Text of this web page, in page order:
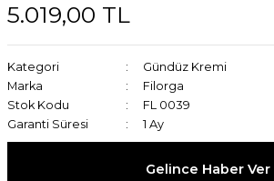
5.019,00 TL
Kategori
Gündüz Kremi
Marka
Filorga
Stok Kodu
FL 0039
Garanti Süresi
1 Ay
Gelince Haber Ver